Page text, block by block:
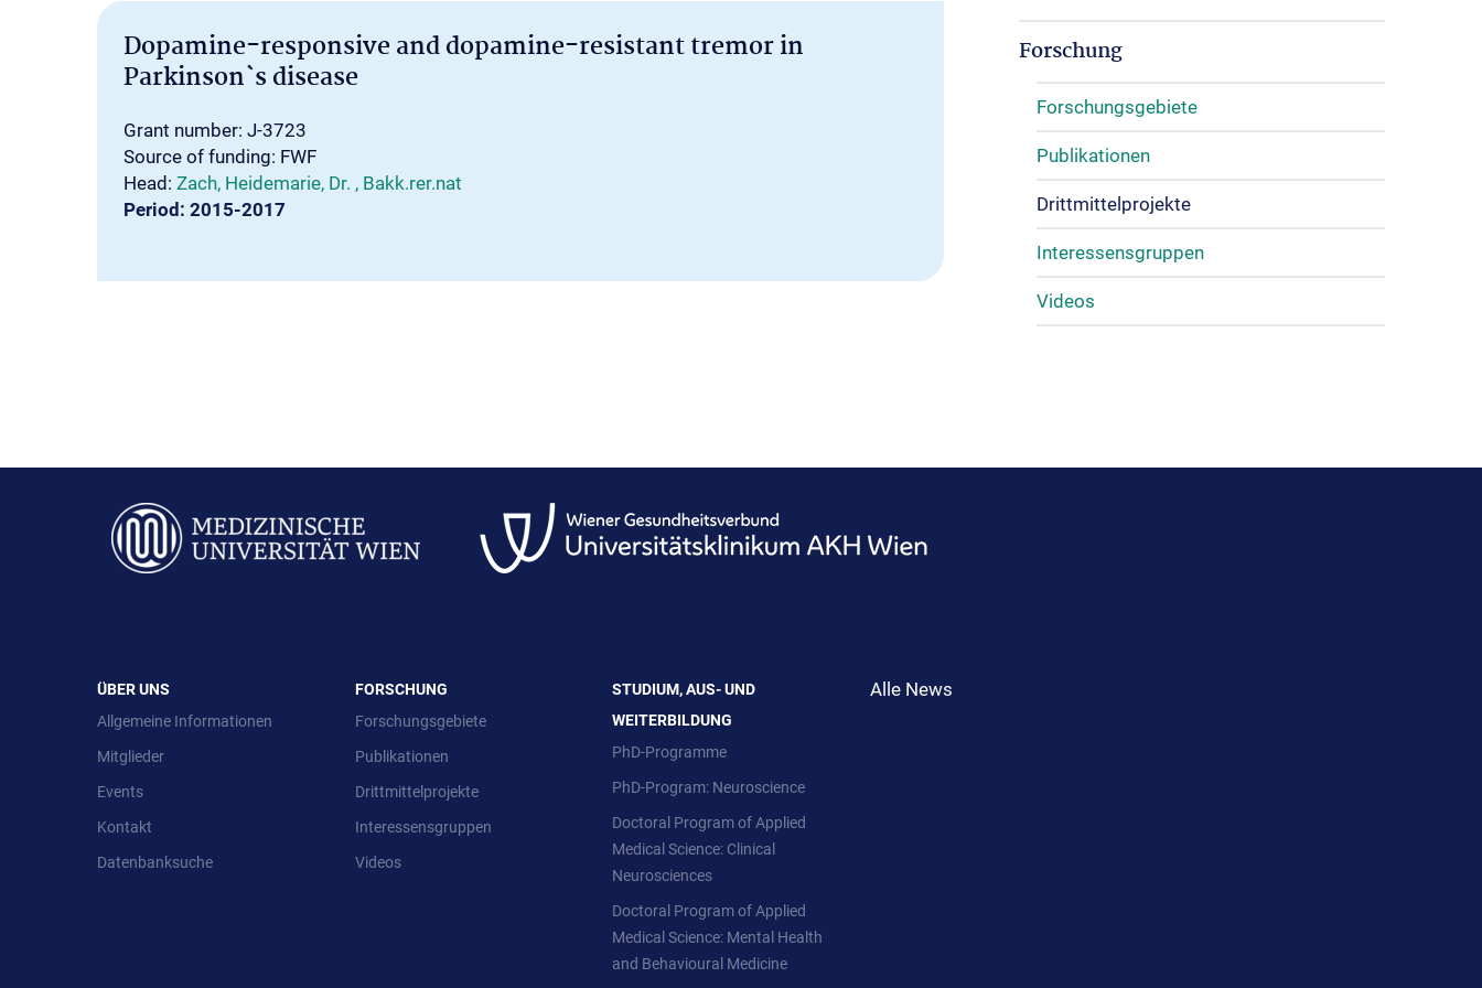
Dopamine-responsive and dopamine-resistant tremor in
Parkinson`s disease
Grant number: J-3723
Source of funding: FWF
Head: Zach, Heidemarie, Dr. , Bakk.rer.nat
Period: 2015-2017
Forschung
Forschungsgebiete
Publikationen
Drittmittelprojekte
Interessensgruppen
Videos
ÜBER UNS
Allgemeine Informationen
Mitglieder
Events
Kontakt
Datenbanksuche
FORSCHUNG
Forschungsgebiete
Publikationen
Drittmittelprojekte
Interessensgruppen
Videos
STUDIUM, AUS- UND
WEITERBILDUNG
PhD-Programme
PhD-Program: Neuroscience
Doctoral Program of Applied
Medical Science: Clinical
Neurosciences
Doctoral Program of Applied
Medical Science: Mental Health
and Behavioural Medicine
Alle News